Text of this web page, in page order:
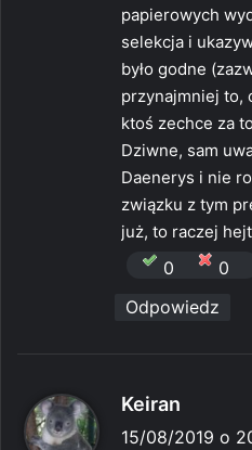
papierowych
selekcja i
było godne
przynajmniej to,
ktoś zechce za
Dziwne, sam
Daenerys i nie
związku z tym
już, to raczej
0
0
Odpowiedz
Keiran
i
15/08/2019 o